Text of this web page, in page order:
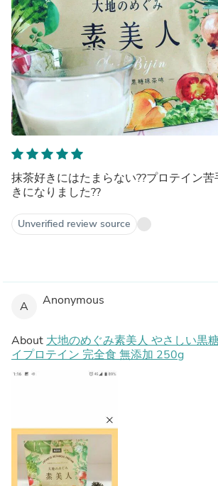
抹茶好きにはたまらない??プロテイン
きになりました??
Unverified review source
A Anonymous
About 大地のめぐみ素美人 やさしい黒
イプロテイン 完全食 無添加 250g